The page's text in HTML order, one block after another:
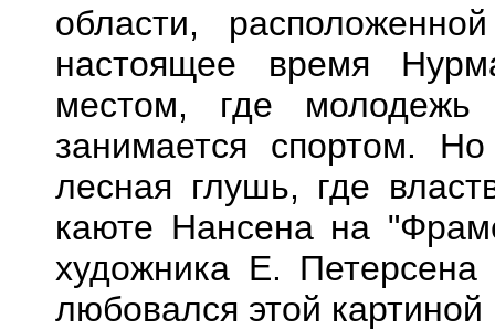
области,
настоящее время
местом, где
занимается спортом.
лесная глушь, где
каюте Нансена на
художника Е.
любовался этой